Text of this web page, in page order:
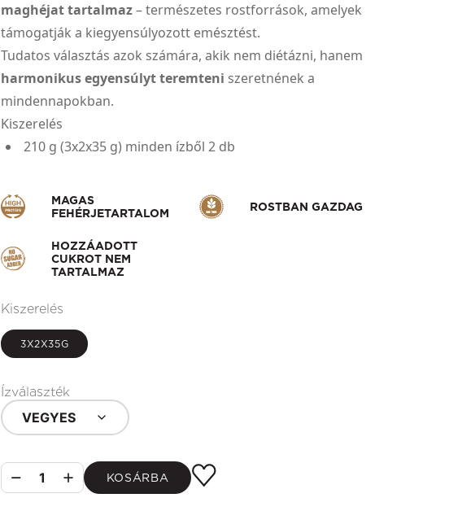
maghéjat tartalmaz– természetes rostforrások, amelyek
támogatják a kiegyensúlyozott emésztést.
Tudatos választás azok számára, akik nem diétázni, hanem
harmonikus egyensúlyt teremteni szeretnének a
mindennapokban.
Kiszerelés
210 g (3x2x35 g) minden ízből 2 db
MAGAS
FEHÉRJETARTALOM
ROSTBAN GAZDAG
HOZZÁADOTT
CUKROT NEM
TARTALMAZ
Kiszerelés
3X2X35G
Ízválaszték
VEGYES
1 KOSÁRBA